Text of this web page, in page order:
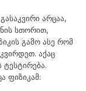
არცაა,
სთორით,
გამო ასე რომ
აქაც
ფიზიკამ: